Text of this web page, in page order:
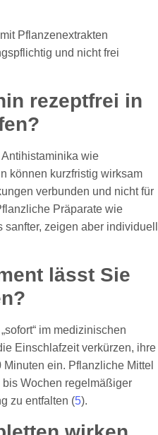
mit Pflanzenextrakten
und nicht frei
rezeptfrei in
wie
können kurzfristig wirksam
verbunden und nicht für
Präparate wie
zeigen aber individuell
lässt Sie
im medizinischen
Einschlafzeit verkürzen, ihre
ein. Pflanzliche Mittel
Wochen regelmäßiger
zu entfalten (5).